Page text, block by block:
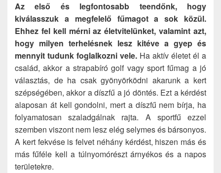
Az első és legfontosabb teendőnk, hogy
kiválasszuk a megfelelő fűmagot a sok közül.
Ehhez fel kell mérni az életvitelünket, valamint azt,
hogy milyen terhelésnek lesz kitéve a gyep és
mennyit tudunk foglalkozni vele. Ha aktív életet él a
család, akkor a strapabíró golf vagy sport fűmag a jó
választás, de ha csak gyönyörködni akarunk a kert
szépségében, akkor a díszfű a jó döntés. Ezt a kérdést
alaposan át kell gondolni, mert a díszfű nem bírja, ha
folyamatosan szaladgálnak rajta. A sportfű ezzel
szemben viszont nem lesz elég selymes és bársonyos.
A kert fekvése is felvet néhány kérdést, hiszen más és
más fűféle kell a túlnyomórészt árnyékos és a napos
területekre.